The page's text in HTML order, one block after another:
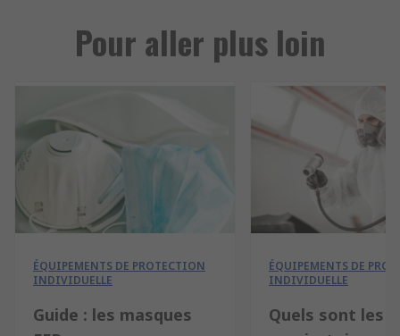
Pour aller plus loin
ÉQUIPEMENTS DE PROTECTION
INDIVIDUELLE
Guide : les masques
ÉQUIPEMENTS DE
INDIVIDUELLE
Quels sont les